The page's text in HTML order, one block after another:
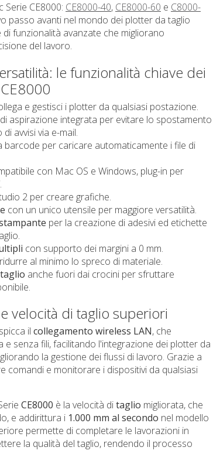
Serie CE8000: CE8000-40, CE8000-60 e C8000-
passo avanti nel mondo dei plotter da taglio
funzionalità avanzate che migliorano
del lavoro.
le funzionalità chiave dei
e gestisci i plotter da qualsiasi postazione.
aspirazione integrata per evitare lo spostamento
avvisi via e-mail.
barcode per caricare automaticamente i file di
con Mac OS e Windows, plug-in per
2 per creare grafiche.
con un unico utensile per maggiore versatilità.
per la creazione di adesivi ed etichette
con supporto dei margini a 0 mm.
al minimo lo spreco di materiale.
anche fuori dai crocini per sfruttare
velocità di taglio superiori
il collegamento wireless LAN, che
senza fili, facilitando l'integrazione dei plotter da
la gestione dei flussi di lavoro. Grazie a
comandi e monitorare i dispositivi da qualsiasi
CE8000 è la velocità ditaglio migliorata, che
e addirittura i 1.000 mm al secondo nel modello
permette di completare le lavorazioni in
la qualità del taglio, rendendo il processo